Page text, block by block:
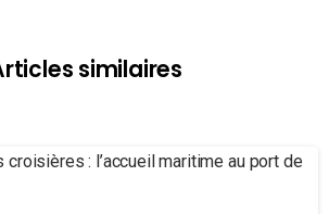
similaires